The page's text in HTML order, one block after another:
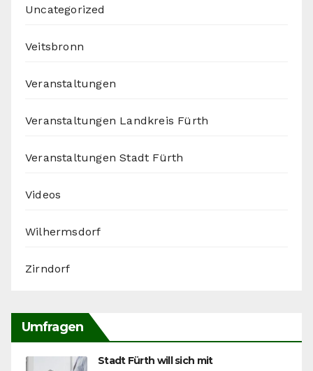
Uncategorized
Veitsbronn
Veranstaltungen
Veranstaltungen Landkreis Fürth
Veranstaltungen Stadt Fürth
Videos
Wilhermsdorf
Zirndorf
Umfragen
Stadt Fürth will sich mit